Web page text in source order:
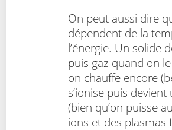
On peut aussi dire
dépendent de la
l’énergie. Un solide
puis gaz quand on
on chauffe encore
s’ionise puis
(bien qu’on puisse
ions et des plasmas